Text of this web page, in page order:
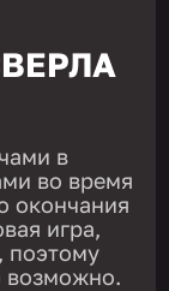
в
во время
окончания
игра,
поэтому
возможно.